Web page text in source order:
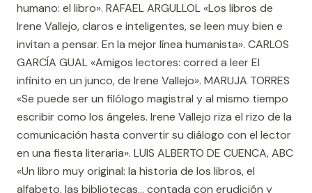
humano: el libro». RAFAEL ARGULLOL «Los libros de
Irene Vallejo, claros e inteligentes, se leen muy bien e
invitan a pensar. En la mejor línea humanista». CARLOS
GARCÍA GUAL «Amigos lectores: corred a leer El
infinito en un junco, de Irene Vallejo». MARUJA TORRES
«Se puede ser un filólogo magistral y al mismo tiempo
escribir como los ángeles. Irene Vallejo riza el rizo de la
comunicación hasta convertir su diálogo con el lector
en una fiesta literaria». LUIS ALBERTO DE CUENCA, ABC
«Un libro muy original: la historia de los libros, el
alfabeto, las bibliotecas... contada con erudición y